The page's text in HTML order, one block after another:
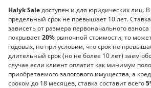
Halyk Saleдоступен и для юридических лиц. В
предельный срок не превышает 10 лет.
зависеть от размера первоначального
покрывает20% рыночной стоимости, то
годовых, но при условии, что срок не
длительный срок (но не более 10 лет) заем
случае если клиент оплатит как минимум
приобретаемого залогового имущества, а
сроком до 18 месяцев, ставка составит всего